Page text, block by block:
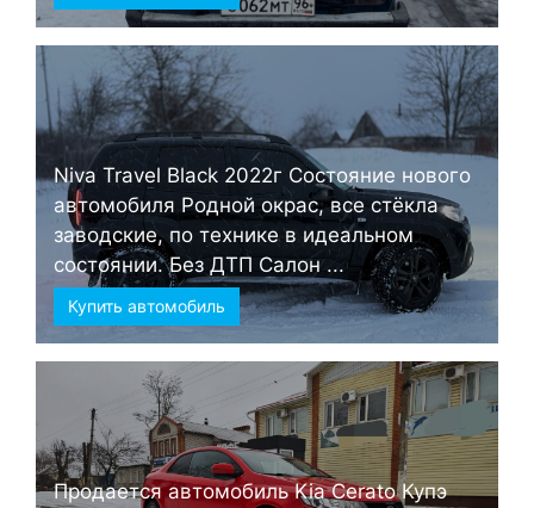
Niva Travel Black 2022г Состояние нового
автомобиля Родной окрас, все стёкла
заводские, по технике в идеальном
состоянии. Без ДТП Салон ...
Купить автомобиль
Продается автомобиль Kia Cerato Купэ